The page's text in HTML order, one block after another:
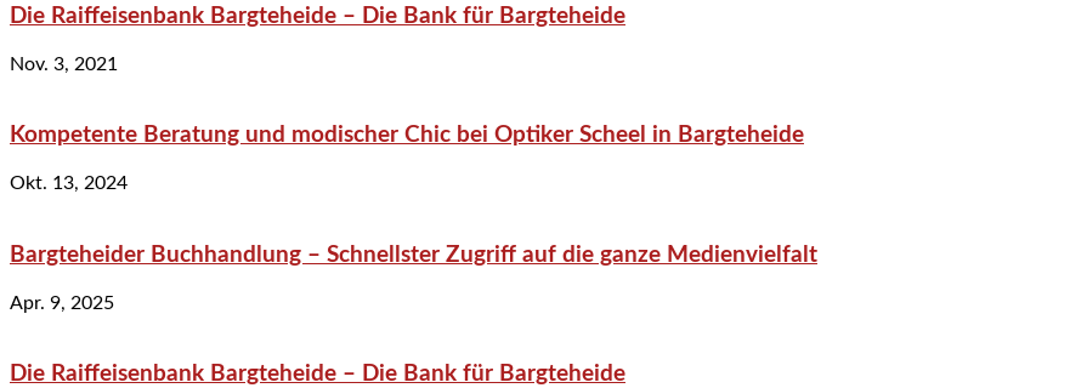
Die Raiffeisenbank Bargteheide – Die Bank für Bargteheide
Nov. 3, 2021
Kompetente Beratung und modischer Chic bei Optiker Scheel in Bargteheide
Okt. 13, 2024
Bargteheider Buchhandlung – Schnellster Zugriff auf die ganze Medienvielfalt
Apr. 9, 2025
Die Raiffeisenbank Bargteheide – Die Bank für Bargteheide